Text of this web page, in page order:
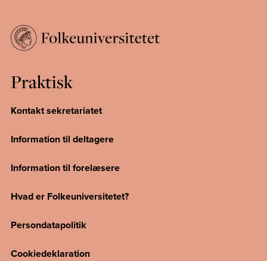
Praktisk
Kontakt sekretariatet
Information til deltagere
Information til forelæsere
Hvad er Folkeuniversitetet?
Persondatapolitik
Cookiedeklaration